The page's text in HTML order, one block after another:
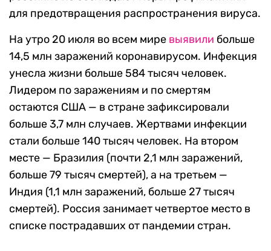
для предотвращения распространения вируса.
На утро 20 июля во всем мире выявили больше
14,5 млн заражений коронавирусом. Инфекция
унесла жизни больше 584 тысяч человек.
Лидером по заражениям и по смертям
остаются США — в стране зафиксировали
больше 3,7 млн случаев. Жертвами инфекции
стали больше 140 тысяч человек. На втором
месте — Бразилия (почти 2,1 млн заражений,
больше 79 тысяч смертей), а на третьем —
Индия (1,1 млн заражений, больше 27 тысяч
смертей). Россия занимает четвертое место в
списке пострадавших от пандемии стран.